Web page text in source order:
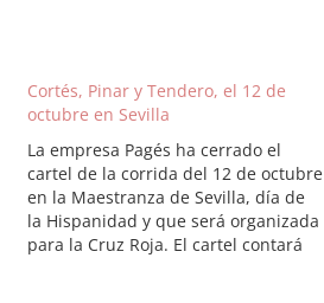
Cortés, Pinar y Tendero, el 12 de
octubre en Sevilla
La empresa Pagés ha cerrado el
cartel de la corrida del 12 de octubre
en la Maestranza de Sevilla, día de
la Hispanidad y que será organizada
para la Cruz Roja. El cartel contará